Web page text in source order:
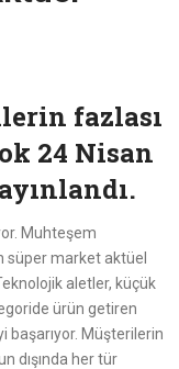
fazlası
24 Nisan
Muhteşem
süper market aktüel
aletler, küçük
ürün getiren
Müşterilerin
dışında her tür